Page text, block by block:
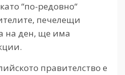
“по-редовно“
печелещи
на ден, ще има
правителство е